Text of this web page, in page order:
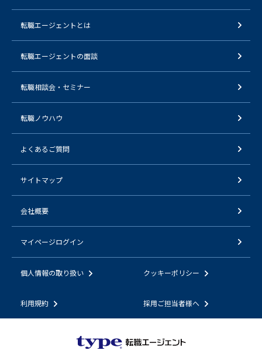
転職エージェントとは
転職エージェントの面談
転職相談会・セミナー
転職ノウハウ
よくあるご質問
サイトマップ
会社概要
マイページログイン
個人情報の取り扱い クッキーポリシー
利用規約 採用ご担当者様へ